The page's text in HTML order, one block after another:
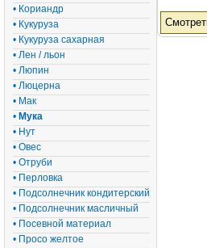
• Кориандр
• Кукуруза
• Кукуруза сахарная
• Лен / льон
• Люпин
• Люцерна
• Мак
• Мука
• Нут
• Овес
• Отруби
• Перловка
• Подсолнечник кондитерский
• Подсолнечник масличный
• Посевной материал
• Просо желтое